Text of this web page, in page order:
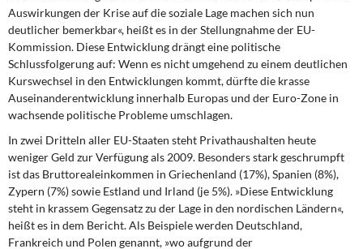
Auswirkungen der Krise auf die soziale Lage machen sich nun
deutlicher bemerkbar«, heißt es in der Stellungnahme der EU-
Kommission. Diese Entwicklung drängt eine politische
Schlussfolgerung auf: Wenn es nicht umgehend zu einem deutlichen
Kurswechsel in den Entwicklungen kommt, dürfte die krasse
Auseinanderentwicklung innerhalb Europas und der Euro-Zone in
wachsende politische Probleme umschlagen.
In zwei Dritteln aller EU-Staaten steht Privathaushalten heute
weniger Geld zur Verfügung als 2009. Besonders stark geschrumpft
ist das Bruttorealeinkommen in Griechenland (17%), Spanien (8%),
Zypern (7%) sowie Estland und Irland (je 5%). »Diese Entwicklung
steht in krassem Gegensatz zu der Lage in den nordischen Ländern«,
heißt es in dem Bericht. Als Beispiele werden Deutschland,
Frankreich und Polen genannt, »wo aufgrund der